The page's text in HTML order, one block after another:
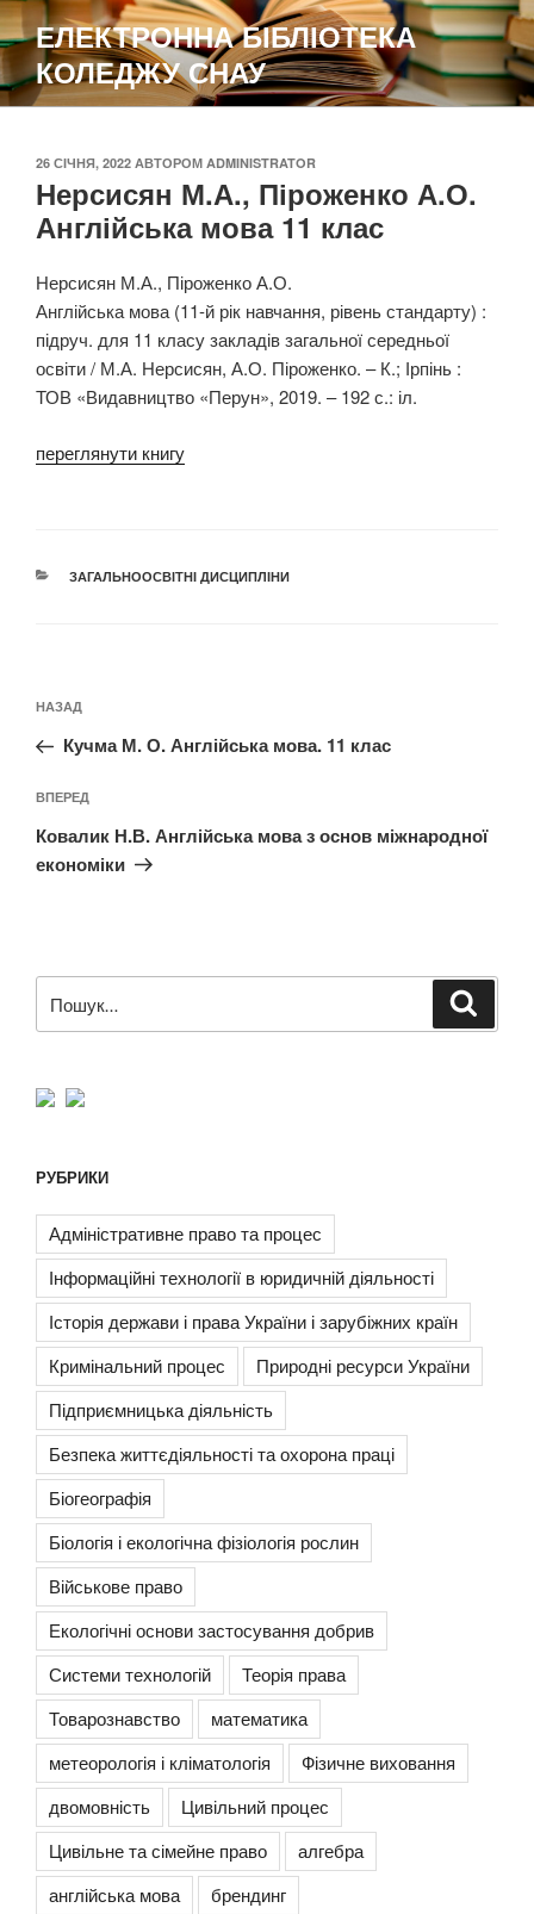
Перейти
до
вмісту
ЕЛЕКТРОННА БІБЛІОТЕКА
КОЛЕДЖУ СНАУ
ОПУБЛІКОВАНО
26 СІЧНЯ, 2022 АВТОРОМ ADMINISTRATOR
Нерсисян М.А., Піроженко А.О.
Англійська мова 11 клас
Нерсисян М.А., Піроженко А.О.
Англійська мова (11-й рік навчання, рівень стандарту) :
підруч. для 11 класу закладів загальної середньої
освіти / М.А. Нерсисян, А.О. Піроженко. – К.; Ірпінь :
ТОВ «Видавництво «Перун», 2019. – 192 с.: іл.
переглянути книгу
КАТЕГОРІЇ
ЗАГАЛЬНООСВІТНІ ДИСЦИПЛІНИ
записів
Попередній
запис:
НАЗАД
Кучма М. О. Англійська мова. 11 клас
Наступний
запис
ВПЕРЕД
Ковалик Н.В. Англійська мова з основ міжнародної
економіки
за
РУБРИКИ
Адміністративне право та процес
Інформаційні технології в юридичній діяльності
Історія держави і права України і зарубіжних країн
Кримінальний процес
Природні ресурси України
Підприємницька діяльність
Безпека життєдіяльності та охорона праці
Біогеографія
Біологія і екологічна фізіологія рослин
Військове право
Екологічні основи застосування добрив
Системи технологій
Теорія права
Товарознавство
математика
метеорологія і кліматологія
Фізичне виховання
двомовність
Цивільний процес
Цивільне та сімейне право
алгебра
англійська мова
брендинг